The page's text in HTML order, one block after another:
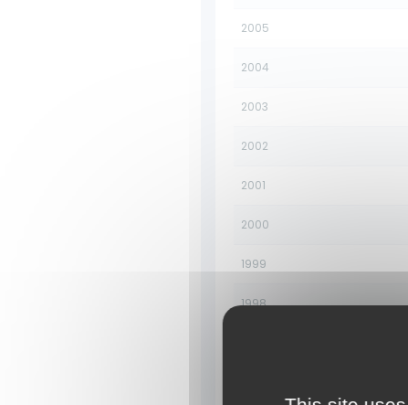
2005
2004
2003
2002
2001
2000
1999
1998